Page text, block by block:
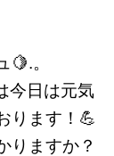
。
今日は元気
ります！💪
りますか？